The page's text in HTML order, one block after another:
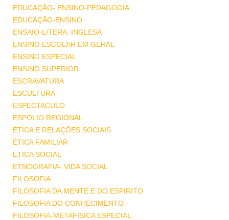
EDUCAÇÃO- ENSINO-PEDAGOGIA
EDUCAÇÃO-ENSINO
ENSAIO-LITERA. INGLESA
ENSINO ESCOLAR EM GERAL
ENSINO ESPECIAL
ENSINO SUPERIOR
ESCRAVATURA
ESCULTURA
ESPECTACULO
ESPÓLIO REGIONAL
ÉTICA E RELAÇÕES SOCIAIS
ÉTICA FAMILIAR
ETICA SOCIAL
ETNOGRAFIA- VIDA SOCIAL
FILOSOFIA
FILOSOFIA DA MENTE E DO ESPIRITO
FILOSOFIA DO CONHECIMENTO
FILOSOFIA-METAFISICA ESPECIAL